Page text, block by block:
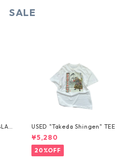
SALE
USED "Takeda Shingen" TEE
¥5,280
20%OFF